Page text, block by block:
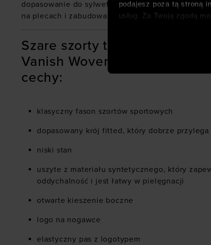
podajesz poza tą stroną
usług. Za Twoją zgodą
społecznościowych).
dopasowanie do sylwetki. Pas posiada nadruk
na plecach i zabudowany z przodu. Dół z
Szare szorty treningowe dla
Vanish Woven 6in Shorts -
cechy:
klasyczny fason szortów sportowych
dopasowany krój fitted, który dobrze
niski stan
uszyte z materiału syntetycznego, który
oddychalność i jest łatwy w pielęgnacji
otwarte kieszenie boczne
logo na nogawce
elastyczny pas z logotypem